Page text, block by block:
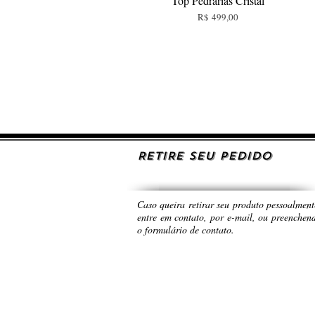
Preço
R$ 499,00
RETIRE SEU PEDIDO
Caso queira retirar seu produto
entre em contato, por e-mail, ou
o formulário de contato.